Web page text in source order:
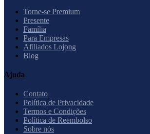
Torne-se Premium
Presente
Família
Para Empresas
Afiliados Lojong
Blog
Ajuda
Contato
Política de Privacidade
Termos e Condições
Política de Reembolso
Sobre nós